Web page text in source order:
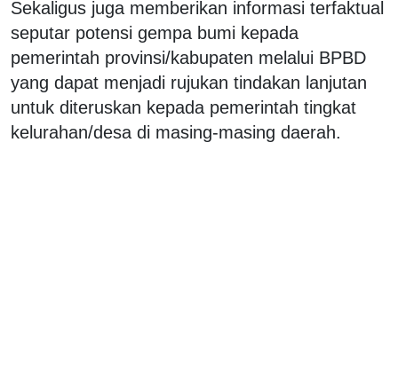
Sekaligus juga memberikan informasi terfaktual
seputar potensi gempa bumi kepada
pemerintah provinsi/kabupaten melalui BPBD
yang dapat menjadi rujukan tindakan lanjutan
untuk diteruskan kepada pemerintah tingkat
kelurahan/desa di masing-masing daerah.